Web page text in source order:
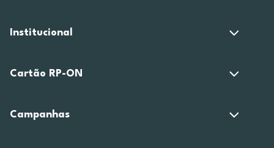
Institucional
Cartão RP-ON
Campanhas